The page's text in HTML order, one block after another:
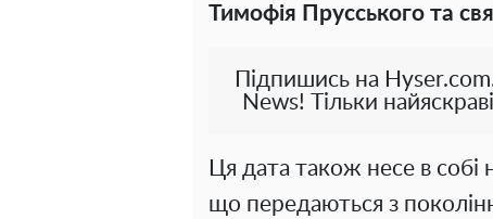
Тимофія Прусського та
Підпишись на
News! Тільки
Ця дата також несе в
що передаються з